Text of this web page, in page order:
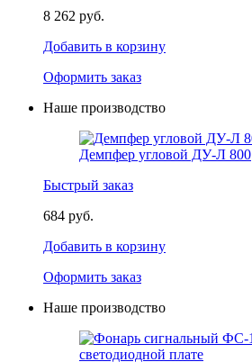
8 262 руб.
Добавить в корзину
Оформить заказ
Наше производство
Демпфер угловой ДУ-Л 800
Быстрый заказ
684 руб.
Добавить в корзину
Оформить заказ
Наше производство